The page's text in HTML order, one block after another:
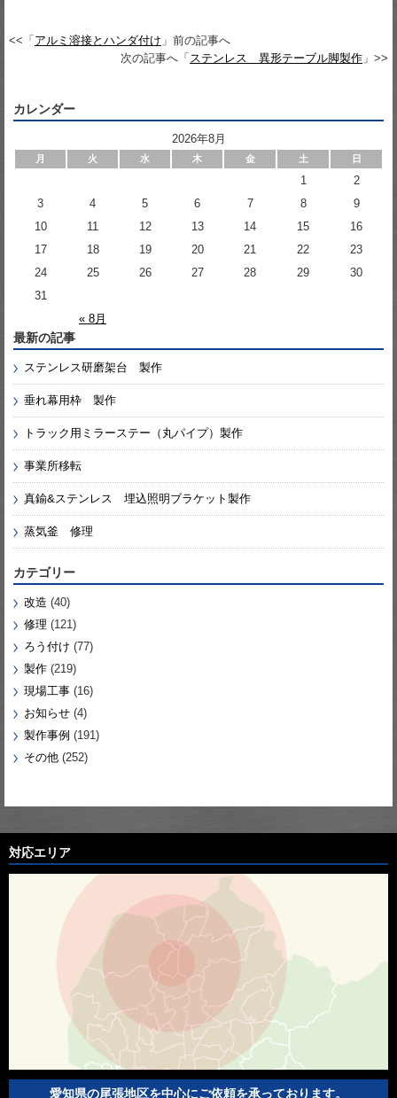
<<「アルミ溶接とハンダ付け 」前の記事へ
次の記事へ「 ステンレス 異形テーブル脚製作 」>>
カレンダー
2026年8月
月 火 水 木 金 土 日
« 8月
1
2
3
4 5 6 7 8
9
10
11 12 13 14 15
16
17
18 19 20 21 22
23
24
25 26 27 28 29
30
31
最新の記事
ステンレス研磨架台 製作
垂れ幕用枠 製作
トラック用ミラーステー（丸パイプ）製作
事業所移転
真鍮&ステンレス 埋込照明ブラケット製作
蒸気釜 修理
カテゴリー
改造 (40)
修理 (121)
ろう付け (77)
製作 (219)
現場工事 (16)
お知らせ (4)
製作事例 (191)
その他 (252)
対応エリア
愛知県の尾張地区を中心にご依頼を承っております。